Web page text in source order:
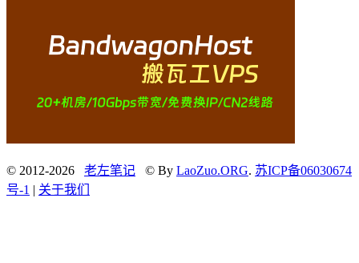
© 2012-2026 老左笔记 © By LaoZuo.ORG. 苏ICP备06030674
号-1 | 关于我们